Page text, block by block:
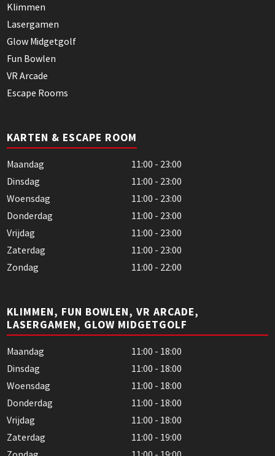
Klimmen
Lasergamen
Glow Midgetgolf
Fun Bowlen
VR Arcade
Escape Rooms
KARTEN & ESCAPE ROOM
Maandag
11:00 - 23:00
Dinsdag
11:00 - 23:00
Woensdag
11:00 - 23:00
Donderdag
11:00 - 23:00
Vrijdag
11:00 - 23:00
Zaterdag
11:00 - 23:00
Zondag
11:00 - 22:00
KLIMMEN, FUN BOWLEN, VR ARCADE,
LASERGAMEN, GLOW MIDGETGOLF
Maandag
11:00 - 18:00
Dinsdag
11:00 - 18:00
Woensdag
11:00 - 18:00
Donderdag
11:00 - 18:00
Vrijdag
11:00 - 18:00
Zaterdag
11:00 - 19:00